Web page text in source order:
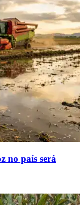
no país será